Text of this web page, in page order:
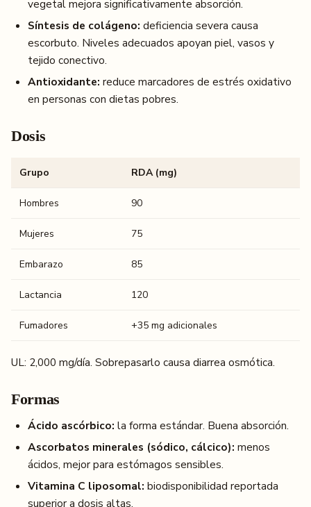
vegetal mejora significativamente absorción.
Síntesis de colágeno: deficiencia severa causa
escorbuto. Niveles adecuados apoyan piel, vasos y
tejido conectivo.
Antioxidante: reduce marcadores de estrés oxidativo
en personas con dietas pobres.
Dosis
Grupo RDA (mg)
Hombres 90
Mujeres 75
Embarazo 85
Lactancia 120
Fumadores +35 mg adicionales
UL: 2,000 mg/día. Sobrepasarlo causa diarrea osmótica.
Formas
Ácido ascórbico: la forma estándar. Buena absorción.
Ascorbatos minerales (sódico, cálcico): menos
ácidos, mejor para estómagos sensibles.
Vitamina C liposomal: biodisponibilidad reportada
superior a dosis altas.